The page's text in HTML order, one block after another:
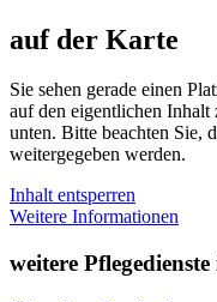
auf der Karte
Sie sehen gerade einen
auf den eigentlichen
unten. Bitte beachten Sie,
weitergegeben werden.
Inhalt entsperren
Weitere Informationen
weitere